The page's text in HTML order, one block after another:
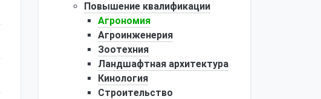
Повышение квалификации
Агрономия
Агроинженерия
Зоотехния
Ландшафтная архитектура
Кинология
Строительство